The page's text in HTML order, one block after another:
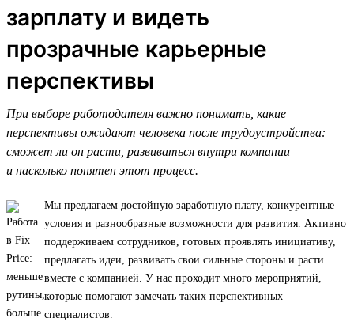
зарплату и видеть
прозрачные карьерные
перспективы
При выборе работодателя важно понимать, какие
перспективы ожидают человека после трудоустройства:
сможет ли он расти, развиваться внутри компании
и насколько понятен этот процесс.
Мы предлагаем достойную заработную плату, конкурентные
условия и разнообразные возможности для развития. Активно
поддерживаем сотрудников, готовых проявлять инициативу,
предлагать идеи, развивать свои сильные стороны и расти
вместе с компанией. У нас проходит много мероприятий,
которые помогают замечать таких перспективных
специалистов.